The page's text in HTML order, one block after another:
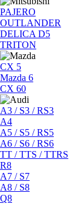
PAJERO
OUTLANDER
DELICA D5
TRITON
CX 5
Mazda 6
CX 60
A3 / S3 / RS3
A4
A5 / S5 / RS5
A6 / S6 / RS6
TT / TTS / TTRS
R8
A7 / S7
A8 / S8
Q8